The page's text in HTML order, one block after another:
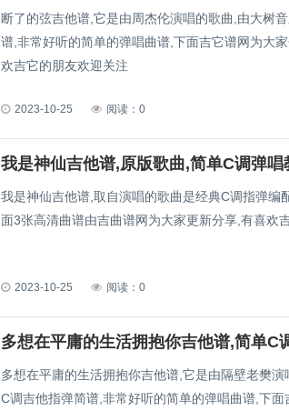
断了的弦吉他谱,它是由周杰伦演唱的歌曲,由大树
谱,非常好听的简单的弹唱曲谱,下面吉它谱网为大
欢吉它的朋友欢迎关注
2023-10-25 阅读：0
我是神仙吉他谱,取自演唱的歌曲是经典C调指弹编
面3张高清曲谱由吉曲谱网为大家更新分享,有喜欢
2023-10-25 阅读：0
多想在平庸的生活拥抱你吉他谱,它是由隔壁老樊
C调吉他指弹简谱,非常好听的简单的弹唱曲谱,下